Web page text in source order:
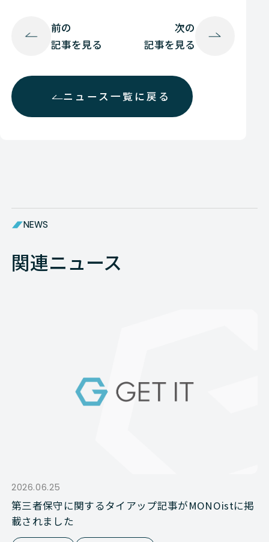
前の
記事を見る
ニュース一覧に戻る
次の
記事を見る
NEWS
関連ニュース
2026.06.25
第三者保守に関するタイアップ記事がMONOistに掲
載されました